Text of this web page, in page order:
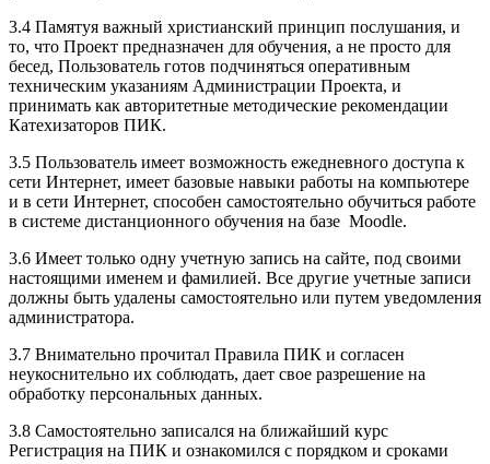
3.4 Памятуя важный христианский принцип послушания, и
то, что Проект предназначен для обучения, а не просто для
бесед, Пользователь готов подчиняться оперативным
техническим указаниям Администрации Проекта, и
принимать как авторитетные методические рекомендации
Катехизаторов ПИК.
3.5 Пользователь имеет возможность ежедневного доступа к
сети Интернет, имеет базовые навыки работы на компьютере
и в сети Интернет, способен самостоятельно обучиться работе
в системе дистанционного обучения на базе Moodle.
3.6 Имеет только одну учетную запись на сайте, под своими
настоящими именем и фамилией. Все другие учетные записи
должны быть удалены самостоятельно или путем уведомления
администратора.
3.7 Внимательно прочитал Правила ПИК и согласен
неукоснительно их соблюдать, дает свое разрешение на
обработку персональных данных.
3.8 Самостоятельно записался на ближайший курс
Регистрация на ПИК и ознакомился с порядком и сроками